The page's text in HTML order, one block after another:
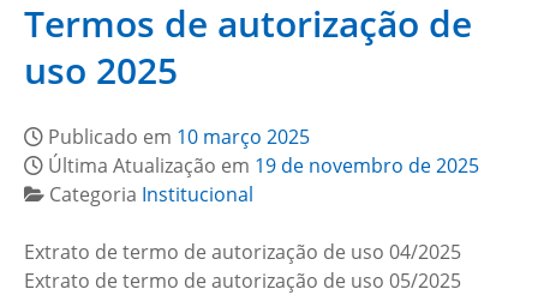
Termos de autorização de
uso 2025
Publicado em 10 março 2025
Última Atualização em 19 de novembro de 2025
Categoria Institucional
Extrato de termo de autorização de uso 04/2025
Extrato de termo de autorização de uso 05/2025